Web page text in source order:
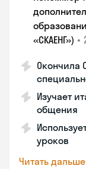
«СКАЕНГ») •
Окончила
Изучает
общения
уроков
Читать дальше